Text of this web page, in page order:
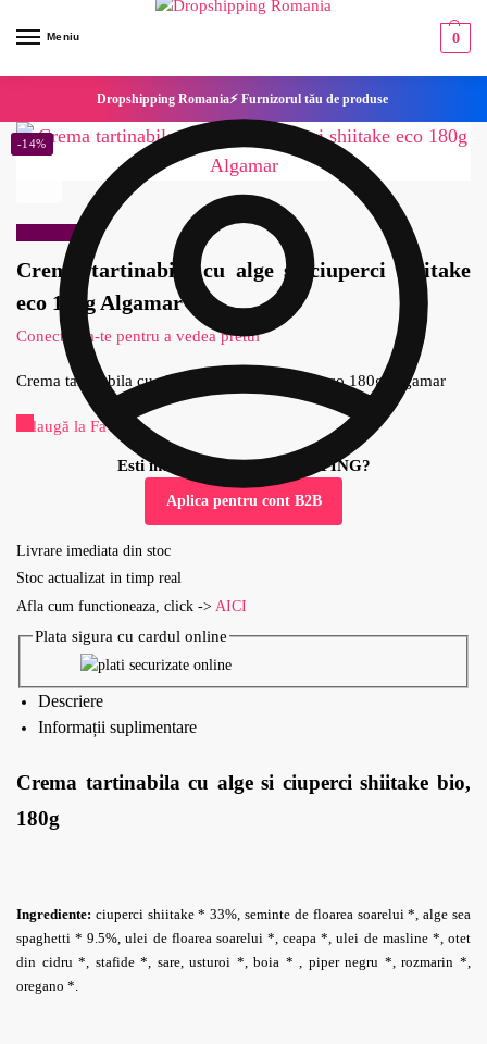
Meniu 0
Dropshipping Romania⚡ Furnizorul tău de produse
Reduceri!
Crema tartinabila cu alge si ciuperci shiitake
eco 180g Algamar
Conecteaza-te pentru a vedea pretul
-14%
Crema tartinabila cu alge si ciuperci shiitake eco 180g Algamar
Adaugă la Favorite
Esti interesat de DROPSHIPPING?
Aplica pentru cont B2B
Livrare imediata din stoc
Stoc actualizat in timp real
Afla cum functioneaza, click -> AICI
Plata sigura cu cardul online
Descriere
Informații suplimentare
Crema tartinabila cu alge si ciuperci shiitake bio,
180g
Ingrediente: ciuperci shiitake * 33%, seminte de floarea soarelui *, alge sea
spaghetti * 9.5%, ulei de floarea soarelui *,ceapa *, ulei de masline *, otet
din cidru *, stafide *, sare,usturoi *, boia * , piper negru *, rozmarin *,
oregano *.